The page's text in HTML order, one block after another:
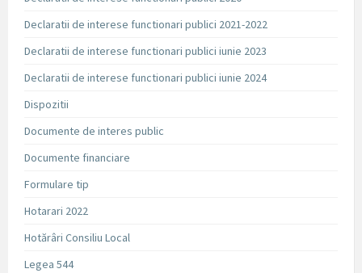
Declaratii de interese functionari publici 2021-2022
Declaratii de interese functionari publici iunie 2023
Declaratii de interese functionari publici iunie 2024
Dispozitii
Documente de interes public
Documente financiare
Formulare tip
Hotarari 2022
Hotărâri Consiliu Local
Legea 544